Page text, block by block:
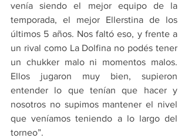
venía siendo el mejor equipo de la
temporada, el mejor Ellerstina de los
últimos 5 años. Nos faltó eso, y frente a
un rival como La Dolfina no podés tener
un chukker malo ni momentos malos.
Ellos jugaron muy bien, supieron
entender lo que tenían que hacer y
nosotros no supimos mantener el nivel
que veníamos teniendo a lo largo del
torneo”.